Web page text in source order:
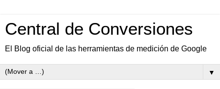
Central de Conversiones
El Blog oficial de las herramientas de medición de Google
▼